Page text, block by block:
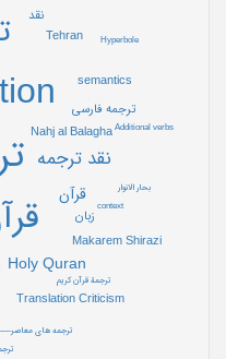
نقد ترجمه
Holy Quran
قرآن
Nahj al Balagha
semantics
Tehran
ترجمه فارسی
Translation Criticism
نقد
زبان
Makarem Shirazi
ترجمة قرآن کریم
–––ترجمه های معاصر
context
بحار الانوار
Additional verbs
Hyperbole